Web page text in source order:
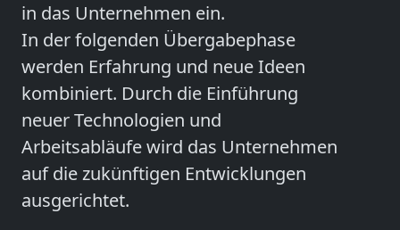
in das Unternehmen ein.
In der folgenden Übergabephase
werden Erfahrung und neue Ideen
kombiniert. Durch die Einführung
neuer Technologien und
Arbeitsabläufe wird das Unternehmen
auf die zukünftigen Entwicklungen
ausgerichtet.